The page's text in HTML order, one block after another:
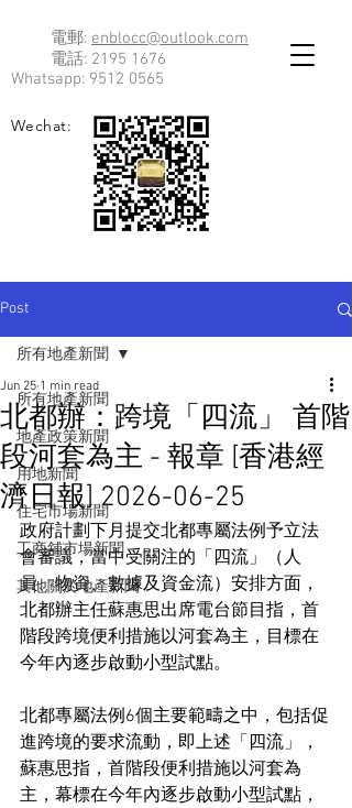
電郵: enblocc@outlook.com
電話: 2195 1676
Whatsapp: 9512 0565
Wechat:
Post
所有地產新聞
地產政策新聞
用地新聞
住宅市場新聞
工商舖市場新聞
其他關於地產新聞
所有地產新聞
北都辦：跨境「四流」 首階
段河套為主 - 報章 [香港經
濟日報] 2026-06-25
Jun 25 1 min read
政府計劃下月提交北都專屬法例予立法
會審議，當中受關注的「四流」（人
員、物資、數據及資金流）安排方面，
北都辦主任蘇惠思出席電台節目指，首
階段跨境便利措施以河套為主，目標在
今年內逐步啟動小型試點。
北都專屬法例6個主要範疇之中，包括促
進跨境的要求流動，即上述「四流」，
蘇惠思指，首階段便利措施以河套為
主，幕標在今年內逐步啟動小型試點，